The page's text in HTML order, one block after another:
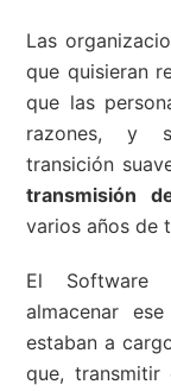
Las
que quisieran
que las
razones, y
transición
transmisión
varios años de
El Software
almacenar
estaban a
que, transmitir